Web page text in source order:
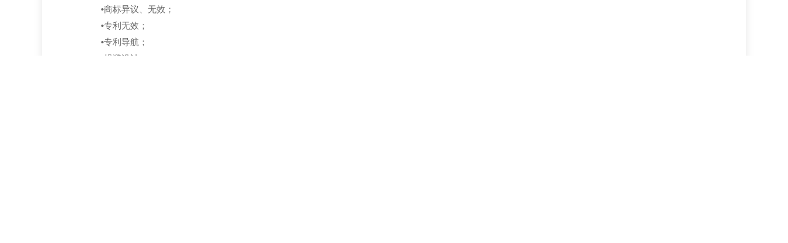
•商标异议、无效；
•专利无效；
•专利导航；
•规避设计。